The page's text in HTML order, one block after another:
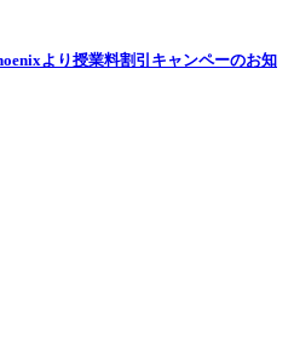
より授業料割引キャンペーのお知